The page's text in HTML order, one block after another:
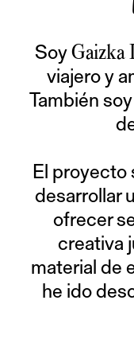
SoyGaizka
viajero y
También
El proyecto
desarrollar
ofrecer
creativa
material de
he ido